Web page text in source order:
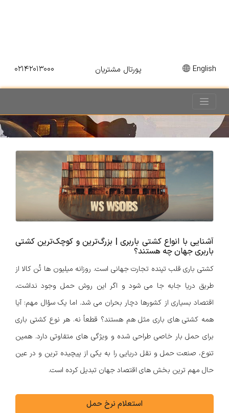
English پورتال مشتریان ۰۲۱۴۲۰۱۳۰۰۰
آشنایی با انواع کشتی باربری | بزرگ‌ترین و کوچک‌ترین کشتی
باربری جهان چه هستند؟
کشتی باری قلب تپنده تجارت جهانی است. روزانه میلیون ها تُن کالا از
طریق دریا جابه جا می شود و اگر این روش حمل وجود نداشت،
اقتصاد بسیاری از کشورها دچار بحران می شد. اما یک سؤال مهم: آیا
همه کشتی های باری مثل هم هستند؟ قطعاً نه. هر نوع کشتی باری
برای حمل بار خاصی طراحی شده و ویژگی های متفاوتی دارد. همین
تنوع، صنعت حمل و نقل دریایی را به یکی از پیچیده ترین و در عین
حال مهم ترین بخش های اقتصاد جهان تبدیل کرده است.
استعلام نرخ حمل